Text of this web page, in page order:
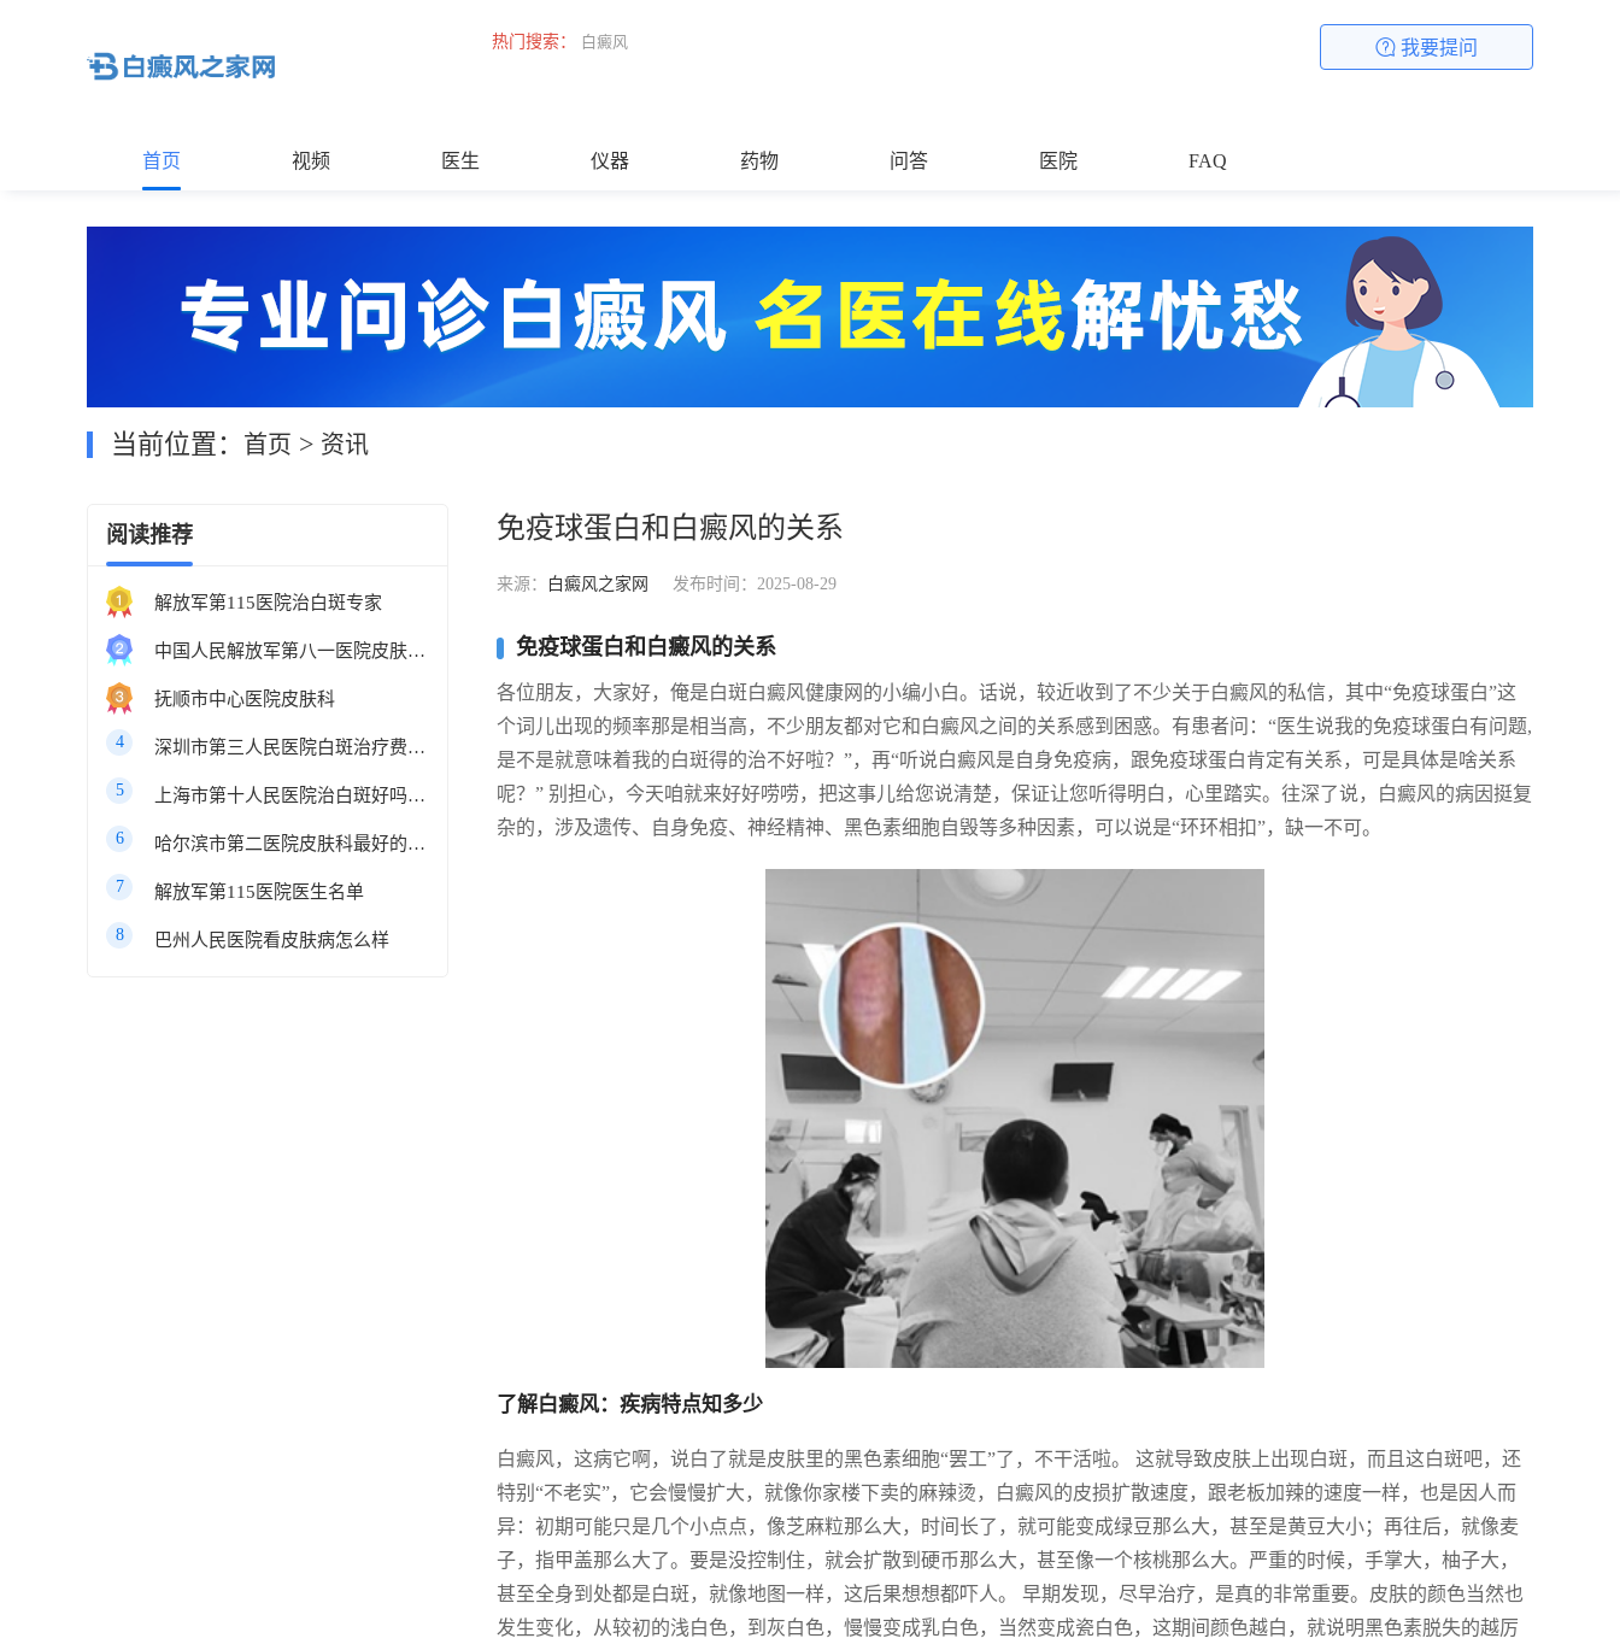
热门搜索： 白癜风 我要提问
首页 视频 医生 仪器 药物 问答 医院 FAQ
当前位置： 首页 > 资讯
阅读推荐
解放军第115医院治白斑专家
中国人民解放军第八一医院皮肤科最好的医生
抚顺市中心医院皮肤科
4 深圳市第三人民医院白斑治疗费用多少
5 上海市第十人民医院治白斑好吗知乎
6 哈尔滨市第二医院皮肤科最好的医生
7 解放军第115医院医生名单
8 巴州人民医院看皮肤病怎么样
免疫球蛋白和白癜风的关系
来源： 白癜风之家网 发布时间：2025-08-29
免疫球蛋白和白癜风的关系
各位朋友，大家好，俺是白斑白癜风健康网的小编小白。话说，较近收到了不少关于白癜风的私信，其中“免疫球蛋白”这
个词儿出现的频率那是相当高，不少朋友都对它和白癜风之间的关系感到困惑。有患者问：“医生说我的免疫球蛋白有问题,
是不是就意味着我的白斑得的治不好啦？”，再“听说白癜风是自身免疫病，跟免疫球蛋白肯定有关系，可是具体是啥关系
呢？” 别担心，今天咱就来好好唠唠，把这事儿给您说清楚，保证让您听得明白，心里踏实。往深了说，白癜风的病因挺复
杂的，涉及遗传、自身免疫、神经精神、黑色素细胞自毁等多种因素，可以说是“环环相扣”，缺一不可。
了解白癜风：疾病特点知多少
白癜风，这病它啊，说白了就是皮肤里的黑色素细胞“罢工”了，不干活啦。 这就导致皮肤上出现白斑，而且这白斑吧，还
特别“不老实”，它会慢慢扩大，就像你家楼下卖的麻辣烫，白癜风的皮损扩散速度，跟老板加辣的速度一样，也是因人而
异：初期可能只是几个小点点，像芝麻粒那么大，时间长了，就可能变成绿豆那么大，甚至是黄豆大小；再往后，就像麦
子，指甲盖那么大了。要是没控制住，就会扩散到硬币那么大，甚至像一个核桃那么大。严重的时候，手掌大，柚子大，
甚至全身到处都是白斑，就像地图一样，这后果想想都吓人。 早期发现，尽早治疗，是真的非常重要。皮肤的颜色当然也
发生变化，从较初的浅白色，到灰白色，慢慢变成乳白色，当然变成瓷白色，这期间颜色越白，就说明黑色素脱失的越厉